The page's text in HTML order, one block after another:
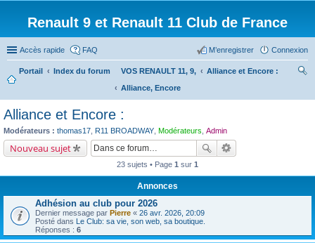
Renault 9 et Renault 11 Club de France
Accès rapide FAQ Connexion
M’enregistrer
Portail Index du forum
VOS RENAULT 11, 9,
Alliance, Encore
Alliance et Encore :
Alliance et Encore :
Modérateurs : thomas17 R11 BROADWAY Modérateurs Admin
Nouveau sujet
23 sujets • Page 1 sur 1
Annonces
Adhésion au club pour 2026
Dernier message par Pierre « 26 avr. 2026, 20:09
Posté dans Le Club: sa vie, son web, sa boutique.
Réponses : 6